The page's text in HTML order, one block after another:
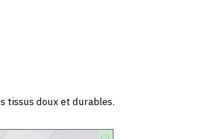
tissus doux et durables.